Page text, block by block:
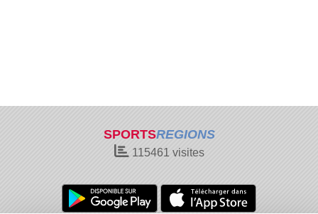
SPORTSREGIONS
115461 visites